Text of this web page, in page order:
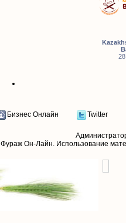
Бизнес Онлайн Twitter
Фураж Он-Лайн. Использование